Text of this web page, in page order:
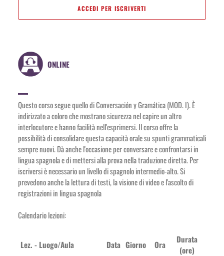
ACCEDI PER ISCRIVERTI
ONLINE
Questo corso segue quello di Conversación y Gramática (MOD. I). È
indirizzato a coloro che mostrano sicurezza nel capire un altro
interlocutore e hanno facilità nell'esprimersi. Il corso offre la
possibilità di consolidare questa capacità orale su spunti grammaticali
sempre nuovi. Dà anche l'occasione per conversare e confrontarsi in
lingua spagnola e di mettersi alla prova nella traduzione diretta. Per
iscriversi è necessario un livello di spagnolo intermedio-alto. Si
prevedono anche la lettura di testi, la visione di video e l'ascolto di
registrazioni in lingua spagnola
Calendario lezioni:
Lez. - Luogo/Aula Data Giorno Ora
Durata
(ore)